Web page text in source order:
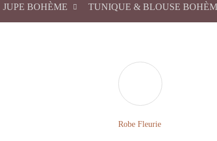
JUPE BOHÈME TUNIQUE & BLOUSE
Robe Fleurie